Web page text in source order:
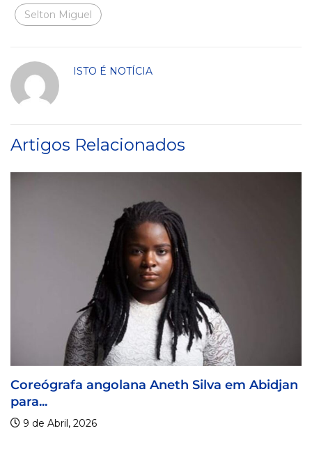
Selton Miguel
ISTO É NOTÍCIA
Artigos Relacionados
Aneth Silva em Abidjan Visa For Music